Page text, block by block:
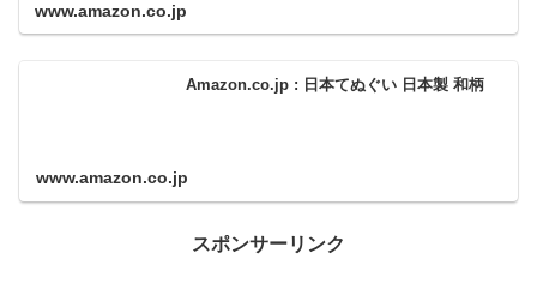
www.amazon.co.jp
Amazon.co.jp : 日本てぬぐい 日本製 和柄
www.amazon.co.jp
スポンサーリンク